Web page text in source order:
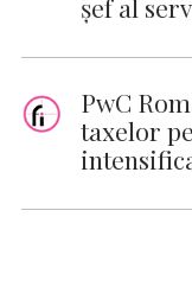
PwC
taxelor